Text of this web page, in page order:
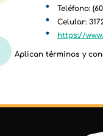
Teléfono:
Celular:
https://
Aplican términos y